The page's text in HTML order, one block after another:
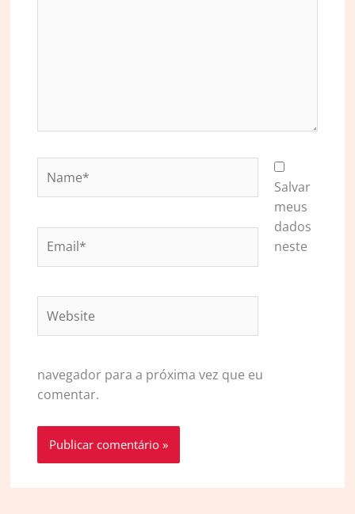
Salvar
meus
dados
neste
navegador para a próxima vez que eu
comentar.